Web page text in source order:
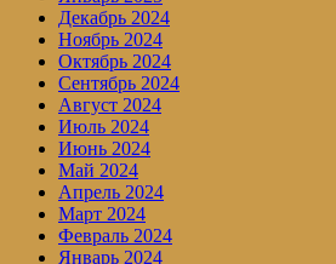
Декабрь 2024
Ноябрь 2024
Октябрь 2024
Сентябрь 2024
Август 2024
Июль 2024
Июнь 2024
Май 2024
Апрель 2024
Март 2024
Февраль 2024
Январь 2024